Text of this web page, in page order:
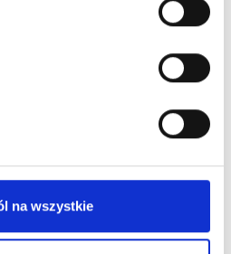
na wszystkie
DEKARSKIEJ